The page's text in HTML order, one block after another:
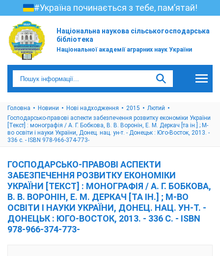
#Україна починається з тебе, пам’ятай!
Національна наукова сільськогосподарська
бібліотека
Національної академії аграрних наук України
Головна Новини Нові надходження 2015
Лютий
Господарсько-правові аспекти забезпечення розвитку економіки України
[Текст] : монографія / А. Г. Бобкова, В. В. Воронін, Е. М. Деркач [та ін.] ; М-
во освіти і науки України, Донец. нац. ун-т. - Донецьк : Юго-Восток, 2013. -
336 с. - ISBN 978-966-374-773-
ГОСПОДАРСЬКО-ПРАВОВІ АСПЕКТИ
ЗАБЕЗПЕЧЕННЯ РОЗВИТКУ ЕКОНОМІКИ
УКРАЇНИ [ТЕКСТ] : МОНОГРАФІЯ / А. Г. БОБКОВА,
В. В. ВОРОНІН, Е. М. ДЕРКАЧ [ТА ІН.] ; М-ВО
ОСВІТИ І НАУКИ УКРАЇНИ, ДОНЕЦ. НАЦ. УН-Т. -
ДОНЕЦЬК : ЮГО-ВОСТОК, 2013. - 336 С. - ISBN
978-966-374-773-